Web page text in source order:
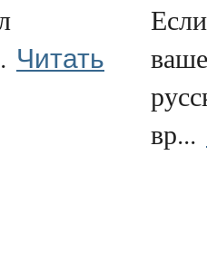
Читать
вр...